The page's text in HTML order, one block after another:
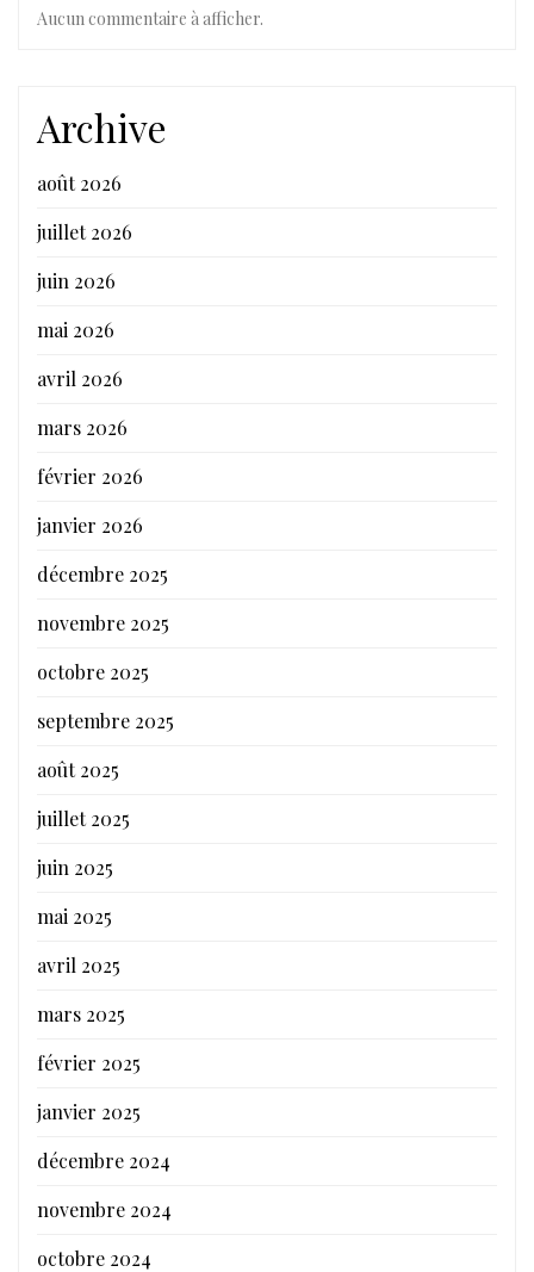
Aucun commentaire à afficher.
Archive
août 2026
juillet 2026
juin 2026
mai 2026
avril 2026
mars 2026
février 2026
janvier 2026
décembre 2025
novembre 2025
octobre 2025
septembre 2025
août 2025
juillet 2025
juin 2025
mai 2025
avril 2025
mars 2025
février 2025
janvier 2025
décembre 2024
novembre 2024
octobre 2024